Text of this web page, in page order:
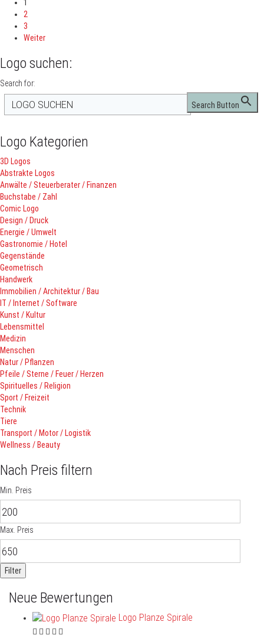
1
2
3
Weiter
Logo suchen:
Search for:
Search Button
Logo Kategorien
3D Logos
Abstrakte Logos
Anwälte / Steuerberater / Finanzen
Buchstabe / Zahl
Comic Logo
Design / Druck
Energie / Umwelt
Gastronomie / Hotel
Gegenstände
Geometrisch
Handwerk
Immobilien / Architektur / Bau
IT / Internet / Software
Kunst / Kultur
Lebensmittel
Medizin
Menschen
Natur / Pflanzen
Pfeile / Sterne / Feuer / Herzen
Spirituelles / Religion
Sport / Freizeit
Technik
Tiere
Transport / Motor / Logistik
Wellness / Beauty
Nach Preis filtern
Min. Preis
Max. Preis
Filter
Neue Bewertungen
Logo Planze Spirale